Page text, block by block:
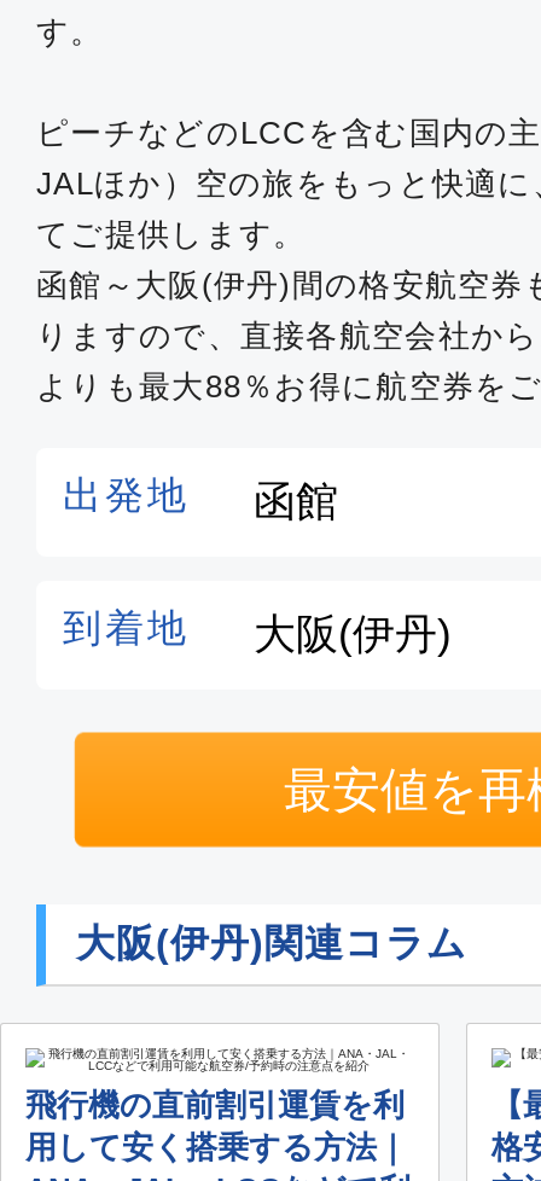
す。
ピーチなどのLCCを含む国内の
JALほか）空の旅をもっと快適
てご提供します。
函館～大阪(伊丹)間の格安航空
りますので、直接各航空会社か
よりも最大88％お得に航空券を
最安値を再
大阪(伊丹)関連コラム
飛行機の直前割引運賃を利
用して安く搭乗する方法｜
格